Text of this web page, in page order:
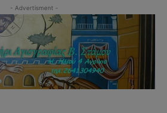
- Advertisment -